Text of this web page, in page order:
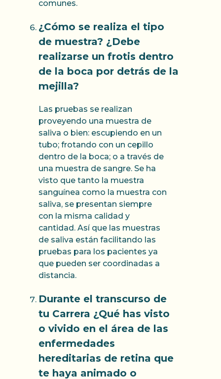
comunes.
¿Cómo se realiza el tipo
de muestra? ¿Debe
realizarse un frotis dentro
de la boca por detrás de la
mejilla?
Las pruebas se realizan
proveyendo una muestra de
saliva o bien: escupiendo en un
tubo; frotando con un cepillo
dentro de la boca; o a través de
una muestra de sangre. Se ha
visto que tanto la muestra
sanguínea como la muestra con
saliva, se presentan siempre
con la misma calidad y
cantidad. Así que las muestras
de saliva están facilitando las
pruebas para los pacientes ya
que pueden ser coordinadas a
distancia.
Durante el transcurso de
tu Carrera ¿Qué has visto
o vivido en el área de las
enfermedades
hereditarias de retina que
te haya animado o